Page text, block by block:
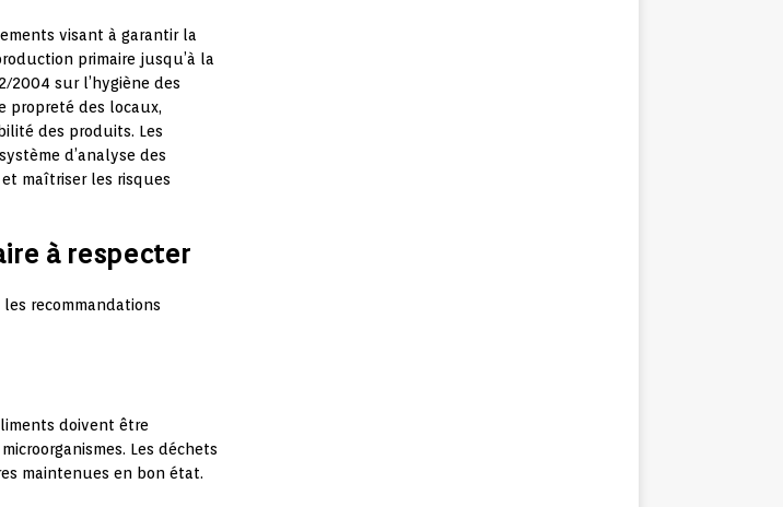
visant à garantir la
primaire jusqu’à la
2004 sur l’hygiène des
propreté des locaux,
des produits. Les
d’analyse des
maîtriser les risques
à respecter
recommandations
doivent être
Les déchets
maintenues en bon état.